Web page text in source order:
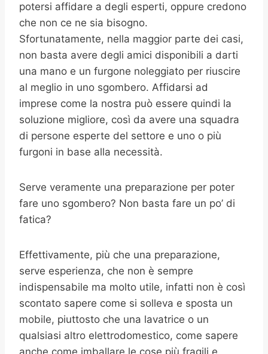
potersi affidare a degli esperti, oppure credono
che non ce ne sia bisogno.
Sfortunatamente, nella maggior parte dei casi,
non basta avere degli amici disponibili a darti
una mano e un furgone noleggiato per riuscire
al meglio in uno sgombero. Affidarsi ad
imprese come la nostra può essere quindi la
soluzione migliore, così da avere una squadra
di persone esperte del settore e uno o più
furgoni in base alla necessità.
Serve veramente una preparazione per poter
fare uno sgombero? Non basta fare un po’ di
fatica?
Effettivamente, più che una preparazione,
serve esperienza, che non è sempre
indispensabile ma molto utile, infatti non è così
scontato sapere come si solleva e sposta un
mobile, piuttosto che una lavatrice o un
qualsiasi altro elettrodomestico, come sapere
anche come imballare le cose più fragili e